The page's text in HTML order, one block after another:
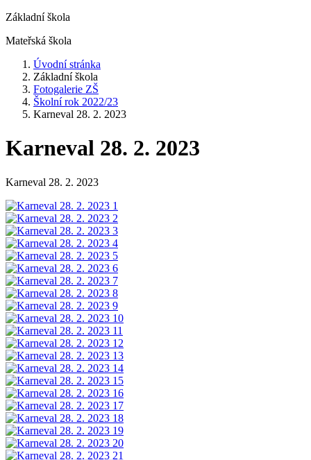
Základní škola
Mateřská škola
Úvodní stránka
Základní škola
Fotogalerie ZŠ
Školní rok 2022/23
Karneval 28. 2. 2023
Karneval 28. 2. 2023
Karneval 28. 2. 2023